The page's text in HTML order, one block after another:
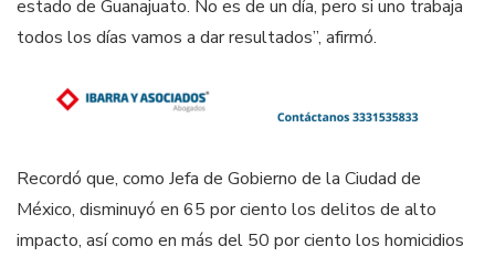
estado de Guanajuato. No es de un día, pero si uno trabaja
todos los días vamos a dar resultados”, afirmó.
Recordó que, como Jefa de Gobierno de la Ciudad de
México, disminuyó en 65 por ciento los delitos de alto
impacto, así como en más del 50 por ciento los homicidios